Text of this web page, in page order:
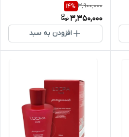
3,900,000
14%
3,350,000
افزودن به سبد